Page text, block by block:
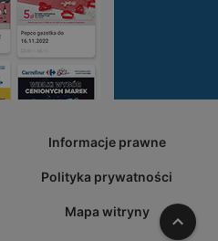
Informacje prawne
Polityka prywatności
Mapa witryny W